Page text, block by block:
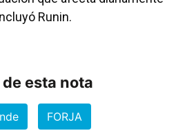
Runin.
esta nota
FORJA